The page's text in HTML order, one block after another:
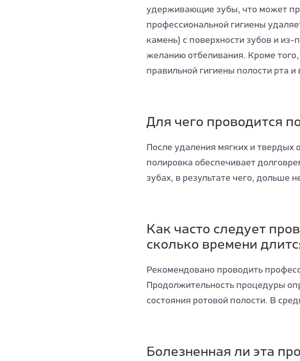
удерживающие зубы, что может
профессиональной гигиены
камень) с поверхности зубов и
желанию отбеливания. Кроме
правильной гигиены полости рта
Для чего проводится
После удаления мягких и
полировка обеспечивает
зубах, в результате чего, дольше
Как часто следует
сколько времени
Рекомендовано проводить
Продолжительность процедуры
состояния ротовой полости. В
Болезненная ли эта